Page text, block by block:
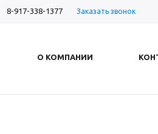
8-917-338-1377 Заказать звонок
О КОМПАНИИ